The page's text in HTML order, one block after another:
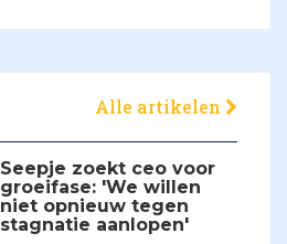
Alle artikelen
Seepje zoekt ceo voor
groeifase: 'We willen
niet opnieuw tegen
stagnatie aanlopen'